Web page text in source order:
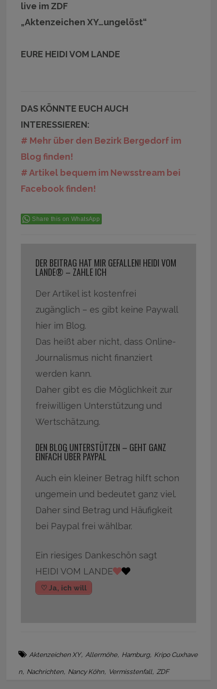
live im ZDF
„Aktenzeichen XY…ungelöst“
EURE HEIDI VOM LANDE
DAS KÖNNTE EUCH AUCH
INTERESSIEREN:
# Mehr über den Bezirk Bergedorf im
Blog finden!
# Artikel bequem im Newsstream bei
Facebook finden!
Share this on WhatsApp
DER BEITRAG HAT MIR GEFALLEN! HEIDI VOM
LANDE® – ZAHLE ICH
Der Artikel ist kostenfrei
zugänglich – es gibt keine Paywall
hier im Blog.
Das heißt aber nicht, dass Online-
Journalismus nicht finanziert
werden kann.
Daher gibt es die Möglichkeit zur
freiwilligen Unterstützung und
Wertschätzung.
DEN BLOG UNTERSTÜTZEN – GEHT GANZ
EINFACH ÜBER PAYPAL
Auch ein kleiner Betrag hilft schon
ungemein und bedeutet ganz viel.
Daher sind Betrag und Häufigkeit
bei Paypal frei wählbar.
Ein riesiges Dankeschön sagt
HEIDI VOM LANDE
♡ Ja, ich will
Aktenzeichen XY, Allermöhe, Hamburg, Kripo Cuxhave
n, Nachrichten, Nancy Köhn, Vermisstenfall, ZDF